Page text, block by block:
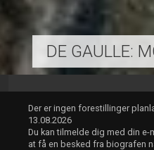
DE GAULLE:
Der er ingen forestillinger
13.08.2026
Du kan tilmelde dig med din
at få en besked fra biografen